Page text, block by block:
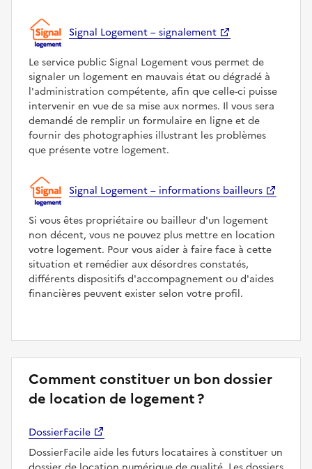
Signal Logement – signalement
Le service public Signal Logement vous permet de
signaler un logement en mauvais état ou dégradé à
l'administration compétente, afin que celle-ci puisse
intervenir en vue de sa mise aux normes. Il vous sera
demandé de remplir un formulaire en ligne et de
fournir des photographies illustrant les problèmes
que présente votre logement.
Signal Logement – informations bailleurs
Si vous êtes propriétaire ou bailleur d'un logement
non décent, vous ne pouvez plus mettre en location
votre logement. Pour vous aider à faire face à cette
situation et remédier aux désordres constatés,
différents dispositifs d'accompagnement ou d'aides
financières peuvent exister selon votre profil.
Comment constituer un bon dossier
de location de logement ?
DossierFacile
DossierFacile aide les futurs locataires à constituer un